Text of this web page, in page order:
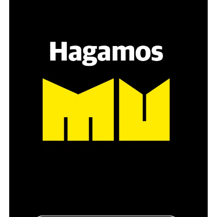
mamá de Lucía Pérez
es a través del interrogante, que puedan encarnar la
pregunta», comparte Gonzalo, de 41 años.